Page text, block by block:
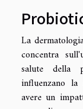
La
concentra
salute della
influenzano
avere un